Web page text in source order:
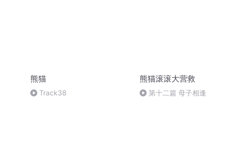
熊猫
Track38
熊猫滚滚大营救
第十二篇 母子相逢